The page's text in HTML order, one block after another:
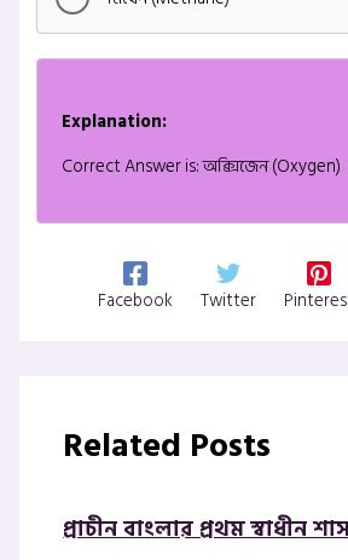
Explanation:
Correct Answer is: অক্সিজেন (Oxygen)
Facebook Twitter
Related Posts
প্রাচীন বাংলার প্রথম স্বাধীন